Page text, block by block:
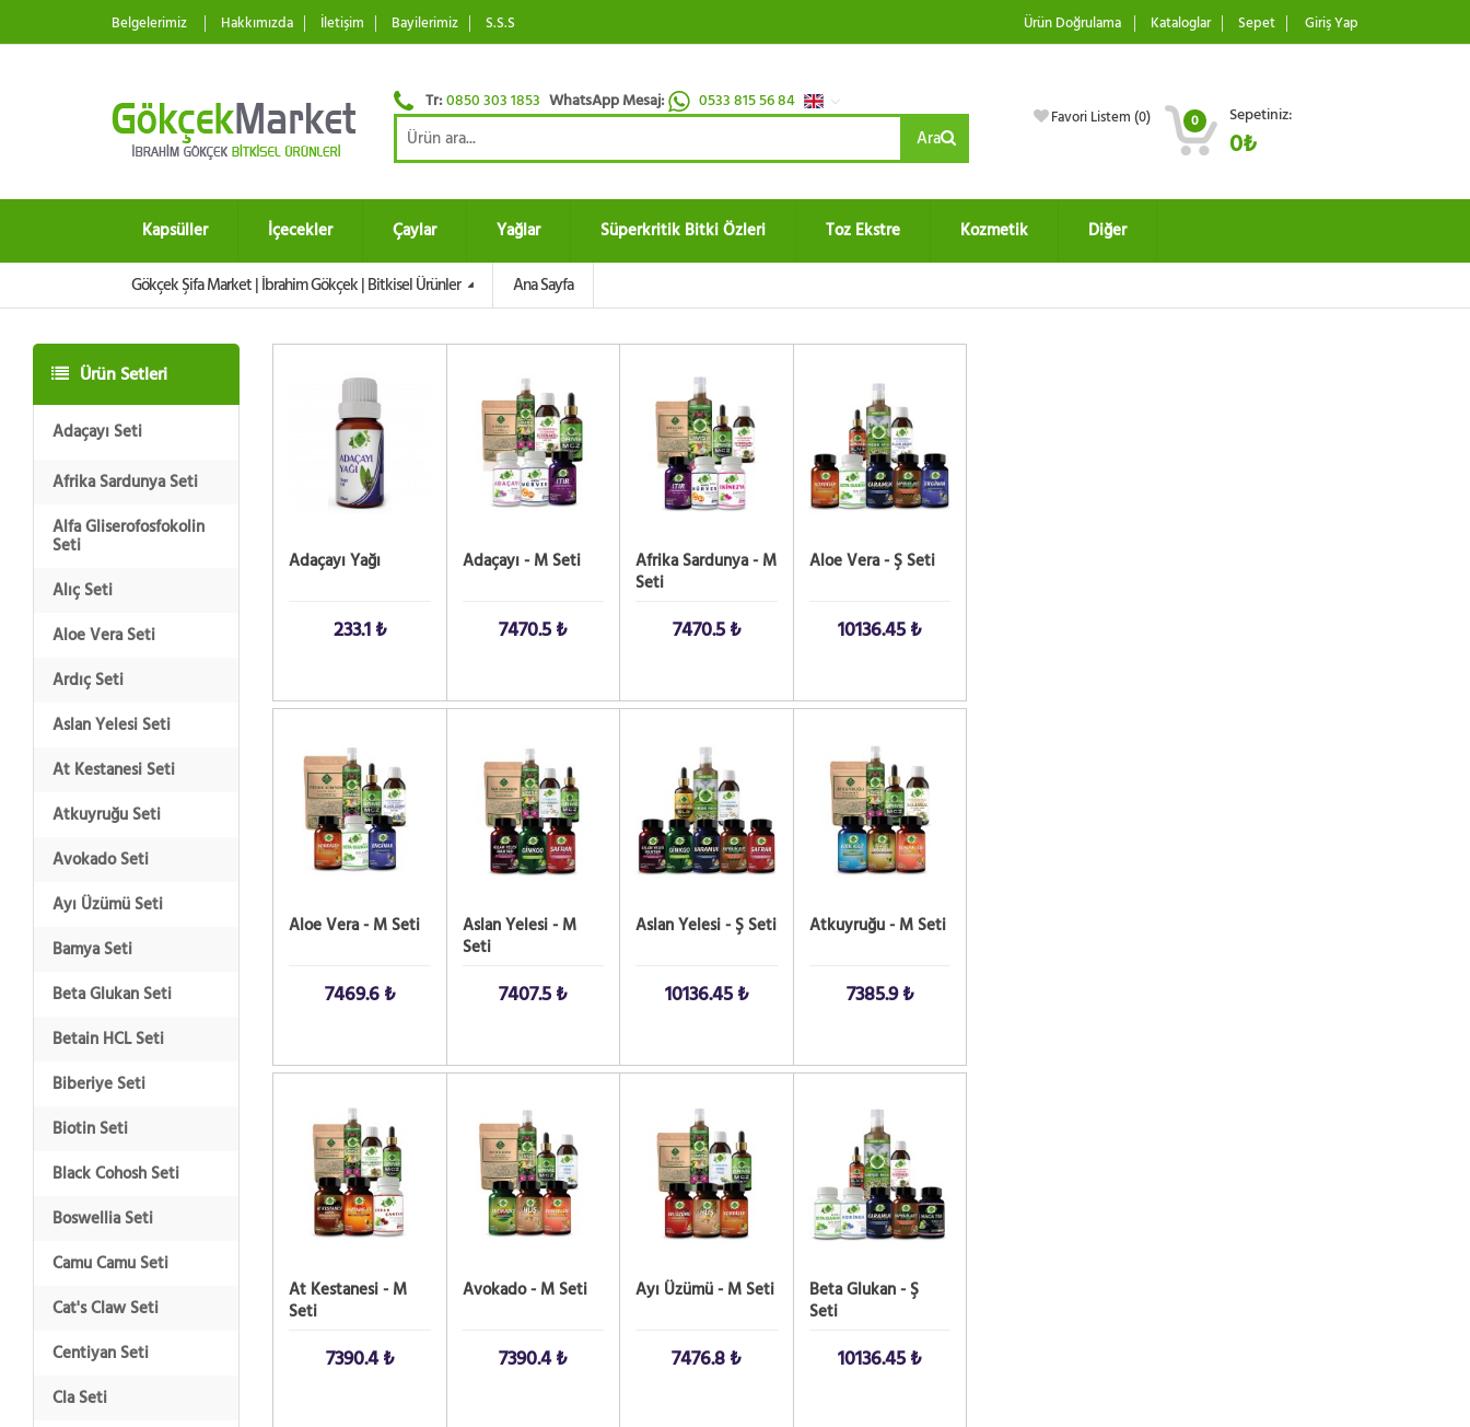
Belgelerimiz Hakkımızda İletişim Bayilerimiz S.S.S Ürün Doğrulama Kataloglar Sepet Giriş Yap
Tr:0850 303 1853 WhatsApp Mesaj: 0533 815 56 84
Ara
Favori Listem (0) 0 Sepetiniz:
0₺
Kapsüller İçecekler Çaylar Yağlar Süperkritik Bitki Özleri Toz Ekstre Kozmetik Diğer
Gökçek Şifa Market | İbrahim Gökçek | Bitkisel Ürünler Ana Sayfa
Ürün Setleri
Adaçayı Seti
Afrika Sardunya Seti
Alfa Gliserofosfokolin
Seti
Alıç Seti
Aloe Vera Seti
Ardıç Seti
Aslan Yelesi Seti
At Kestanesi Seti
Atkuyruğu Seti
Avokado Seti
Ayı Üzümü Seti
Bamya Seti
Beta Glukan Seti
Betain HCL Seti
Biberiye Seti
Biotin Seti
Black Cohosh Seti
Boswellia Seti
Camu Camu Seti
Cat's Claw Seti
Centiyan Seti
Cla Seti
Adaçayı Yağı
233.1 ₺
Adaçayı - M Seti
7470.5 ₺
Afrika Sardunya - M
Seti
7470.5 ₺
Aloe Vera - Ş Seti
10136.45 ₺
Aloe Vera - M Seti
7469.6 ₺
Aslan Yelesi - M
Seti
7407.5 ₺
Aslan Yelesi - Ş Seti
10136.45 ₺
Atkuyruğu - M Seti
7385.9 ₺
At Kestanesi - M
Seti
7390.4 ₺
Avokado - M Seti
7390.4 ₺
Ayı Üzümü - M Seti
7476.8 ₺
Beta Glukan - Ş
Seti
10136.45 ₺